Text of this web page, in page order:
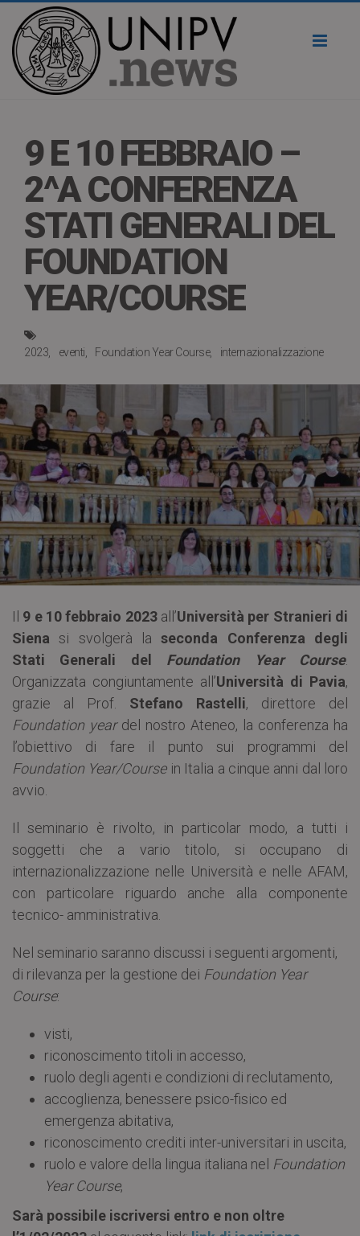
9 E 10 FEBBRAIO –
2^A CONFERENZA
STATI GENERALI DEL
FOUNDATION
YEAR/COURSE
2023 eventi Foundation Year Course internazionalizzazione
Il 9 e 10 febbraio 2023all’Università per Stranieri di
Siena si svolgerà laseconda Conferenza degli
Stati Generali del Foundation Year Course.
Organizzata congiuntamente all’Università di Pavia,
grazie al Prof. Stefano Rastelli, direttore del
Foundation yeardel nostro Ateneo, la conferenza ha
l’obiettivo di fare il punto sui programmi del
Foundation Year/Coursein Italia a cinque anni dal loro
avvio.
Il seminario è rivolto, in particolar modo, a tutti i
soggetti che a vario titolo, si occupano di
internazionalizzazione nelle Università e nelle AFAM,
con particolare riguardo anche alla componente
tecnico- amministrativa.
Nel seminario saranno discussi i seguenti argomenti,
di rilevanza per la gestione dei Foundation Year
Course:
visti,
riconoscimento titoli in accesso,
ruolo degli agenti e condizioni di reclutamento,
accoglienza, benessere psico-fisico ed
emergenza abitativa,
riconoscimento crediti inter-universitari in uscita,
ruolo e valore della lingua italiana nel Foundation
Year Course,
Sarà possibile iscriversi entro e non oltre